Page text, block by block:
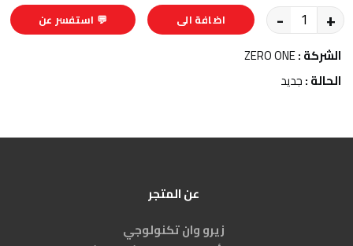
- +
اضافة الى
💬 استفسر عن
الشركة :ZERO ONE
الحالة :جديد
عن المتجر
زيرو وان تكنولوجي